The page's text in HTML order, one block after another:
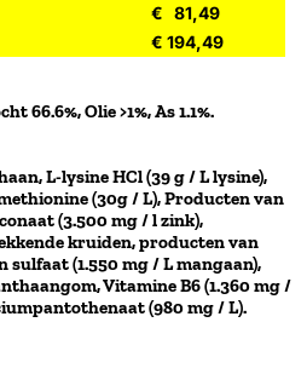
€ 81,49
€ 194,49
66.6%, Olie >1%, As 1.1%.
L-lysine HCl (39 g / L lysine),
(30g / L), Producten van
(3.500 mg / l zink),
kruiden, producten van
sulfaat (1.550 mg / L mangaan),
Vitamine B6 (1.360 mg /
(980 mg / L).